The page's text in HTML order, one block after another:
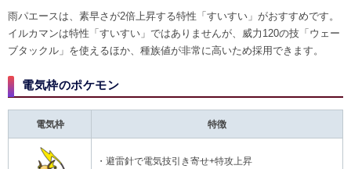
雨パエースは、素早さが2倍上昇する特性「すいすい」がおすすめです。
イルカマンは特性「すいすい」ではありませんが、威力120の技「ウェー
ブタックル」を使えるほか、種族値が非常に高いため採用できます。
電気枠​のポケモン
電気枠 特徴
・避雷針で電気技引き寄せ+特攻上昇